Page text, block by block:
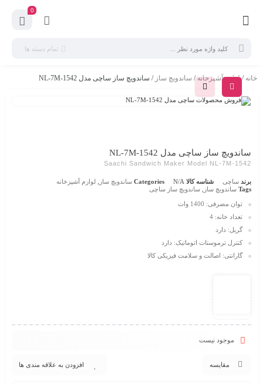
0
تمام دسته ها
خانه /لوازم آشپزخانه/ ساندویچ ساز / ساندویچ ساز ساچی مدل NL-7M-1542
ساندویچ ساز ساچی مدل NL-7M-1542
Saachi Sandwich Maker Model NL-7M-1542
برند ساچی شناسه کالا N/A
Categories ساندویچ ساز
لوازم آشپزخانه
Tags ساندویچ ساز ساندویچ ساز ساچی
توان مصرفی: 1400 وات
تعداد خانه: 4
گریل: دارد
کنترل ترموستات اتوماتیک: دارد
گارانتی: اصالت و سلامت فیزیکی کالا
موجود نیست
مقایسه افزودن به علاقه مندی ها